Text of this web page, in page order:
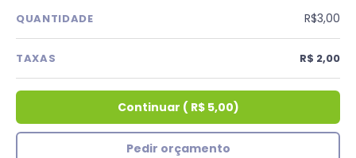
QUANTIDADE R$3,00
TAXAS R$ 2,00
Continuar ( R$ 5,00)
Pedir orçamento